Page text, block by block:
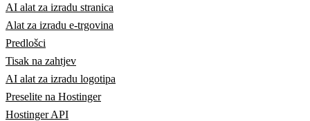
AI alat za izradu stranica
Alat za izradu e-trgovina
Predlošci
Tisak na zahtjev
AI alat za izradu logotipa
Preselite na Hostinger
Hostinger API